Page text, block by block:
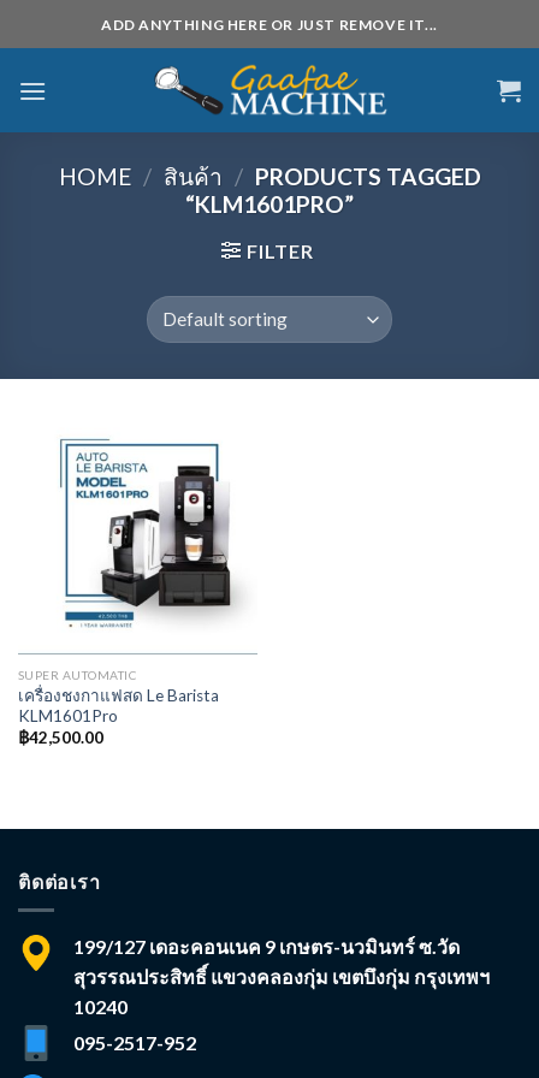
to
ADD ANYTHING HERE OR JUST REMOVE IT...
HOME / สินค้า / PRODUCTS TAGGED
“KLM1601PRO”
FILTER
SUPER AUTOMATIC
เครื่องชงกาแฟสด Le Barista
KLM1601Pro
฿42,500.00
ติดต่อเรา
199/127 เดอะคอนเนค 9 เกษตร-นวมินทร์ ซ.วัด
สุวรรณประสิทธิ์ แขวงคลองกุ่ม เขตบึงกุ่ม กรุงเทพฯ
10240
095-2517-952